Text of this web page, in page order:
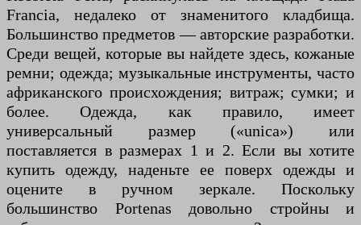
Francia, недалеко от знаменитого кладбища.
Большинство предметов — авторские разработки.
Среди вещей, которые вы найдете здесь, кожаные
ремни; одежда; музыкальные инструменты, часто
африканского происхождения; витраж; сумки; и
более. Одежда, как правило, имеет
универсальный размер («unica») или
поставляется в размерах 1 и 2. Если вы хотите
купить одежду, наденьте ее поверх одежды и
оцените в ручном зеркале. Поскольку
большинство Portenas довольно стройны и